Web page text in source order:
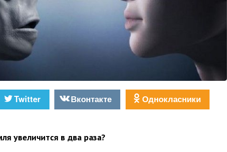
Twitter Вконтакте Однокласники
увеличится в два раза?